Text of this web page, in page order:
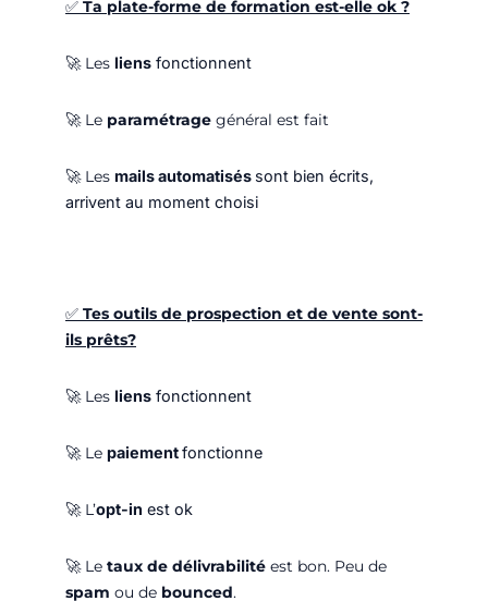
✅ Ta plate-forme de formation est-elle ok ?
🚀 Les liens fonctionnent
🚀 Le paramétrage général est fait
🚀 Les mails automatisés sont bien écrits,
arrivent au moment choisi
✅ Tes outils de prospection et de vente sont-
ils prêts?
🚀 Les liens fonctionnent
🚀 Le paiementfonctionne
🚀 L’opt-in est ok
🚀 Le taux de délivrabilité est bon. Peu de
spam ou de bounced.